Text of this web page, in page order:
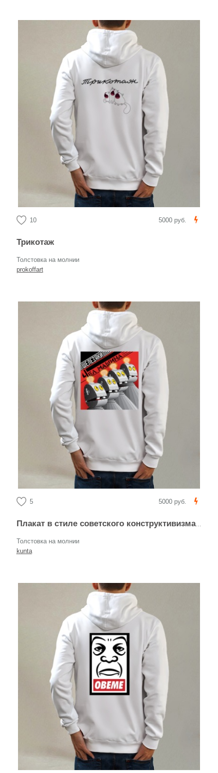
10 5000 руб.
Трикотаж
Толстовка на молнии
prokoffart
5 5000 руб.
Плакат в стиле советского конструктивизма с роботами
Толстовка на молнии
kunta